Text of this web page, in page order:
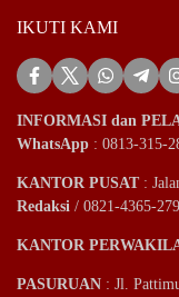
IKUTI KAMI
INFORMASI dan
WhatsApp : 0813-315-
KANTOR PUSAT:
Redaksi / 0821-4365-
KANTOR
PASURUAN : Jl.